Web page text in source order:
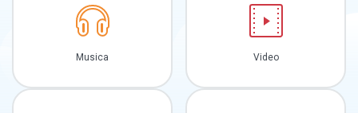
Musica Video